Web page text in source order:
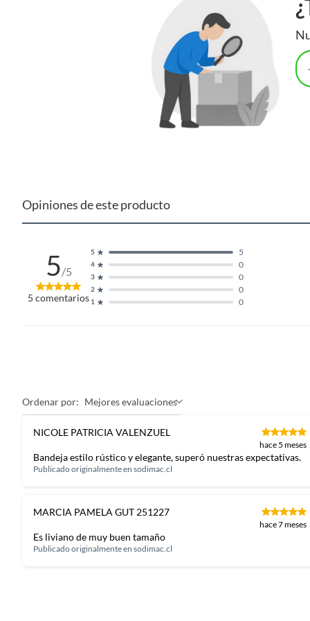
Complementa tu compra
mantener tu cocina limpia y organizada. Por último, los
Opiniones de este producto
5/5
5 comentarios 1 0
2 0
3 0
4 0
5 5
Ordenar por: Mejores evaluaciones
NICOLE PATRICIA VALENZUEL
hace 5 meses
Bandeja estilo rústico y elegante, superó nuestras expectativas.
Publicado originalmente en sodimac.cl
MARCIA PAMELA GUT 251227
hace 7 meses
Es liviano de muy buen tamaño
Publicado originalmente en sodimac.cl